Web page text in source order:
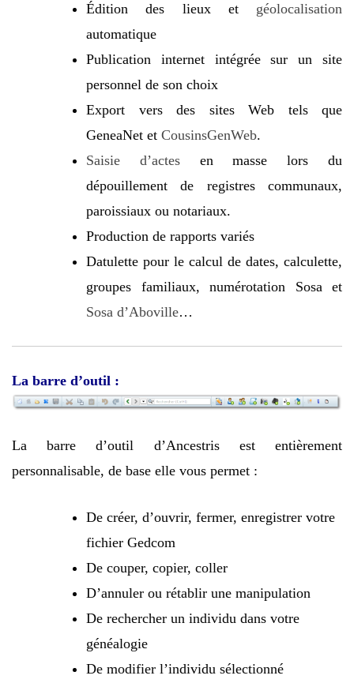
Édition des lieux et géolocalisation
automatique
Publication internet intégrée sur un site
personnel de son choix
Export vers des sites Web tels que
GeneaNet et CousinsGenWeb.
Saisie d’actesen masse lors du
dépouillement de registres communaux,
paroissiaux ou notariaux.
Production de rapports variés
Datulette pour le calcul de dates, calculette,
groupes familiaux, numérotation Sosa et
Sosa d’Aboville…
La barre d’outil :
La barre d’outil d’Ancestris est entièrement
personnalisable, de base elle vous permet :
De créer, d’ouvrir, fermer, enregistrer votre
fichier Gedcom
De couper, copier, coller
D’annuler ou rétablir une manipulation
De rechercher un individu dans votre
généalogie
De modifier l’individu sélectionné